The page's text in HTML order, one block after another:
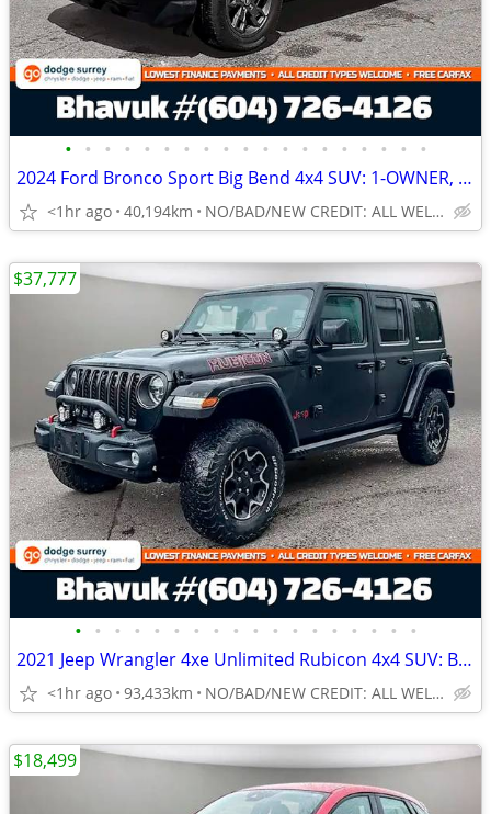
• • • • • • • • • • • • • • • • • • •
2024 Ford Bronco Sport Big Bend 4x4 SUV: 1-OWNER, NAVI, SUNROOF
<1hr ago 40,194km NO/BAD/NEW CREDIT: ALL WELCOME!
• • • • • • • • • • • • • • • • • •
2021 Jeep Wrangler 4xe Unlimited Rubicon 4x4 SUV: BC UNIT, MINT!!
<1hr ago 93,433km NO/BAD/NEW CREDIT: ALL WELCOME!
$37,777
$18,499